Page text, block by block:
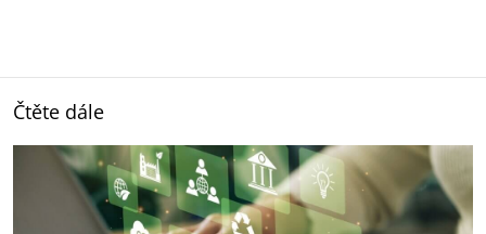
Čtěte dále